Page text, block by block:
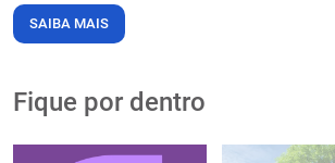
SAIBA MAIS
Fique por dentro